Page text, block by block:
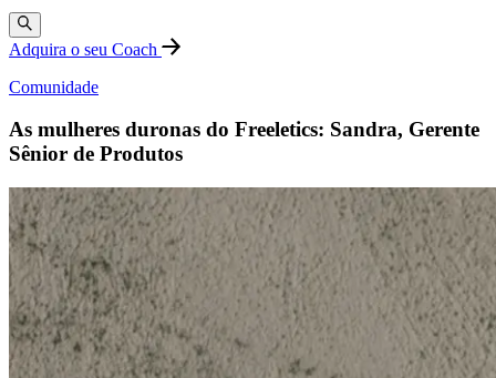
Adquira o seu Coach
Comunidade
As mulheres duronas do Freeletics: Sandra, Gerente
Sênior de Produtos